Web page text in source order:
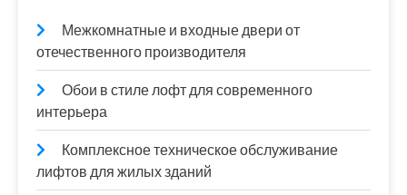
Межкомнатные и входные двери от
отечественного производителя
Обои в стиле лофт для современного
интерьера
Комплексное техническое обслуживание
лифтов для жилых зданий